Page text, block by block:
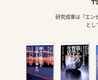
研究成果は『エン
と